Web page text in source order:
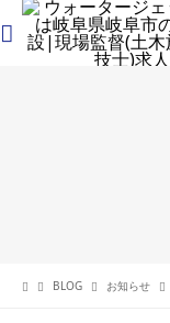
BLOG お知らせ